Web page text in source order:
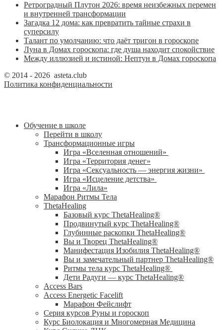
Ретроградный Плутон 2026: время неизбежных перемен
и внутренней трансформации
Загадка 12 дома: как превратить тайные страхи в
суперсилу
Талант по умолчанию: что даёт тригон в гороскопе
Луна в Домах гороскопа: где душа находит спокойствие
Между иллюзией и истиной: Нептун в Домах гороскопа
© 2014 - 2026 asteta.club
Политика конфиденциальности
Обучение в школе
Перейти в школу
Трансформационные игры
Игра «Вселенная отношений»
Игра «Территория денег»
Игра «Сексуальность — энергия жизни»
Игра «Исцеление детства»
Игра «Лила»
Марафон Ритмы Тела
ThetaHealing
Базовый курс ThetaHealing®
Продвинутый курс ThetaHealing®
Глубинные раскопки ThetaHealing®
Вы и Творец ThetaHealing®
Манифестация Изобилия ThetaHealing®
Вы и замечательный партнер ThetaHealing®
Ритмы тела курс ThetaHealing®
Дети Радуги — курс ThetaHealing®
Access Bars
Access Energetic Facelift
Марафон Фейслифт
Серия курсов Руны и гороскоп
Курс Биолокация и Многомерная Медицина